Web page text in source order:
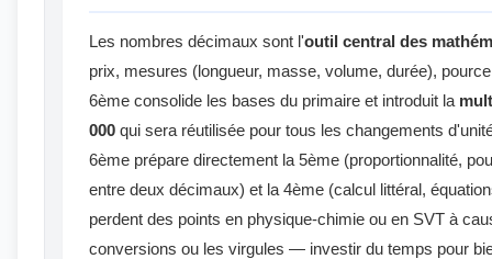
Les nombres décimaux sont l'outil central des
prix, mesures (longueur, masse, volume, durée),
6ème consolide les bases du primaire et introduit la
000 qui sera réutilisée pour tous les changements
6ème prépare directement la 5ème (proportionnalité,
entre deux décimaux) et la 4ème (calcul littéral,
perdent des points en physique-chimie ou en SVT à
conversions ou les virgules — investir du temps pour